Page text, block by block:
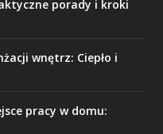
porady i kroki
wnętrz: Ciepło i
pracy w domu: